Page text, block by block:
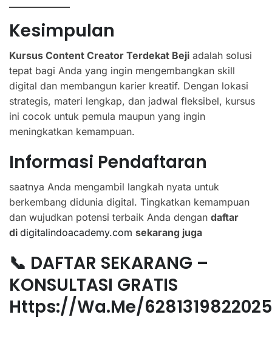
Kesimpulan
Kursus Content Creator Terdekat Beji adalah solusi
tepat bagi Anda yang ingin mengembangkan skill
digital dan membangun karier kreatif. Dengan lokasi
strategis, materi lengkap, dan jadwal fleksibel, kursus
ini cocok untuk pemula maupun yang ingin
meningkatkan kemampuan.
Informasi Pendaftaran
saatnya Anda mengambil langkah nyata untuk
berkembang didunia digital. Tingkatkan kemampuan
dan wujudkan potensi terbaik Anda dengan daftar
di digitalindoacademy.com sekarang juga
📞 DAFTAR SEKARANG –
KONSULTASI GRATIS
Https://wa.me/6281319822025